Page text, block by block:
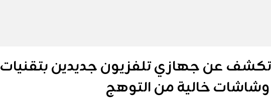
عن جهازي تلفزيون جديدين بتقنيات
خالية من التوهج